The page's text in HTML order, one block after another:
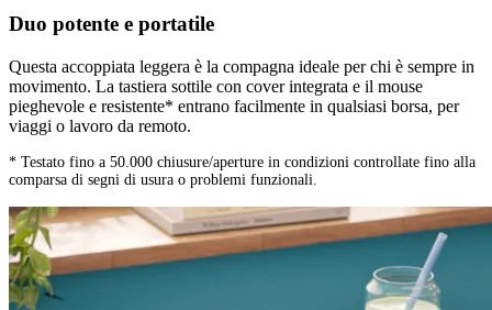
Duo potente e portatile
Questa accoppiata leggera è la compagna ideale per chi è sempre in
movimento. La tastiera sottile con cover integrata e il mouse
pieghevole e resistente* entrano facilmente in qualsiasi borsa, per
viaggi o lavoro da remoto.
* Testato fino a 50.000 chiusure/aperture in condizioni controllate fino alla
comparsa di segni di usura o problemi funzionali.